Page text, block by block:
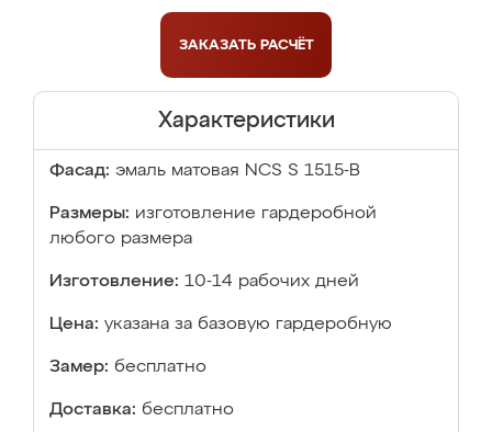
ЗАКАЗАТЬ РАСЧЁТ
Характеристики
Фасад: эмаль матовая NCS S 1515-В
Размеры: изготовление гардеробной
любого размера
Изготовление: 10-14 рабочих дней
Цена: указана за базовую гардеробную
Замер: бесплатно
Доставка: бесплатно